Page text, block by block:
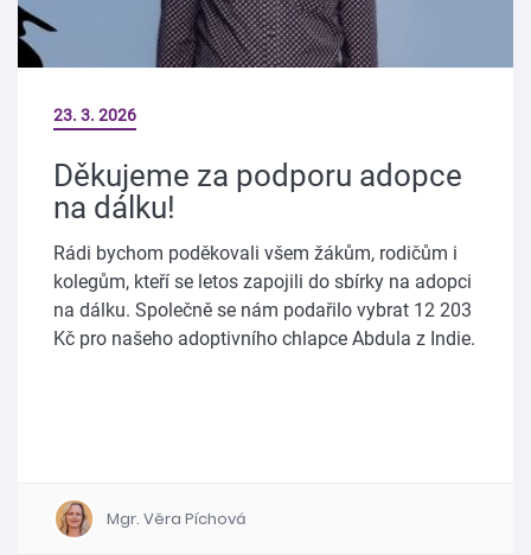
23. 3. 2026
Děkujeme za podporu adopce
na dálku!
Rádi bychom poděkovali všem žákům, rodičům i
kolegům, kteří se letos zapojili do sbírky na adopci
na dálku. Společně se nám podařilo vybrat 12 203
Kč pro našeho adoptivního chlapce Abdula z Indie.
Mgr. Věra Píchová